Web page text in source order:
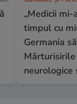
„Medicii
timpul cu
Germania
neurologice